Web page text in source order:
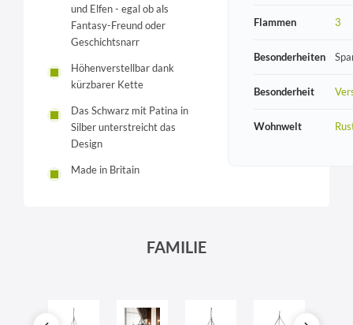
und Elfen - egal ob als
Fantasy-Freund oder
Geschichtsnarr
Höhenverstellbar dank
kürzbarer Kette
Das Schwarz mit Patina in
Silber unterstreicht das
Design
Made in Britain
Flammen 3
Besonderheiten
Besonderheit
Wohnwelt
FAMILIE